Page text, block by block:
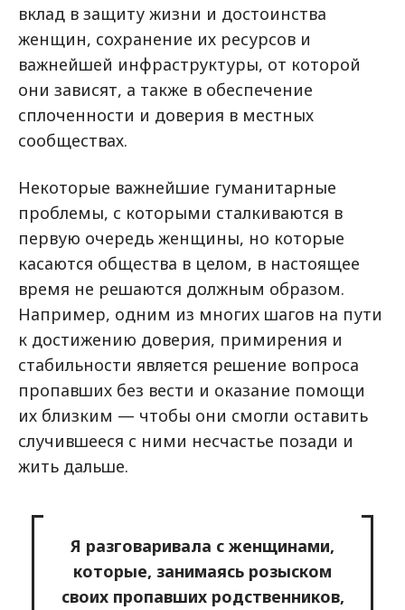
вклад в защиту жизни и достоинства
женщин, сохранение их ресурсов и
важнейшей инфраструктуры, от которой
они зависят, а также в обеспечение
сплоченности и доверия в местных
сообществах.
Некоторые важнейшие гуманитарные
проблемы, с которыми сталкиваются в
первую очередь женщины, но которые
касаются общества в целом, в настоящее
время не решаются должным образом.
Например, одним из многих шагов на пути
к достижению доверия, примирения и
стабильности является решение вопроса
пропавших без вести и оказание помощи
их близким — чтобы они смогли оставить
случившееся с ними несчастье позади и
жить дальше.
Я разговаривала с женщинами,
которые, занимаясь розыском
своих пропавших родственников,